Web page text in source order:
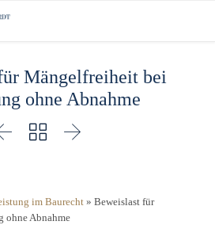
Mängelfreiheit bei
ohne Abnahme
 
im Baurecht » Beweislast für
ohne Abnahme